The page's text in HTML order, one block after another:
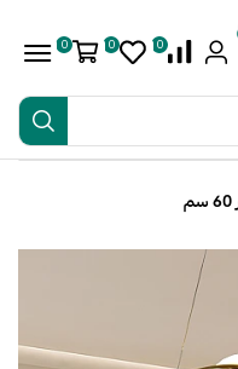
0
0
0